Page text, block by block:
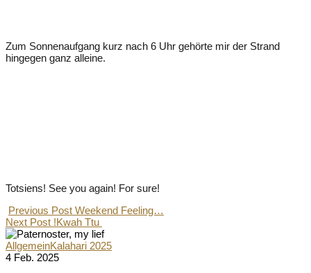
Zum Sonnenaufgang kurz nach 6 Uhr gehörte mir der Strand
hingegen ganz alleine.
Totsiens! See you again! For sure!
Previous Post Weekend Feeling…
Next Post !Kwah Ttu
AllgemeinKalahari 2025
4 Feb. 2025